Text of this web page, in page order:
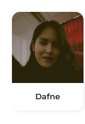
Dafne